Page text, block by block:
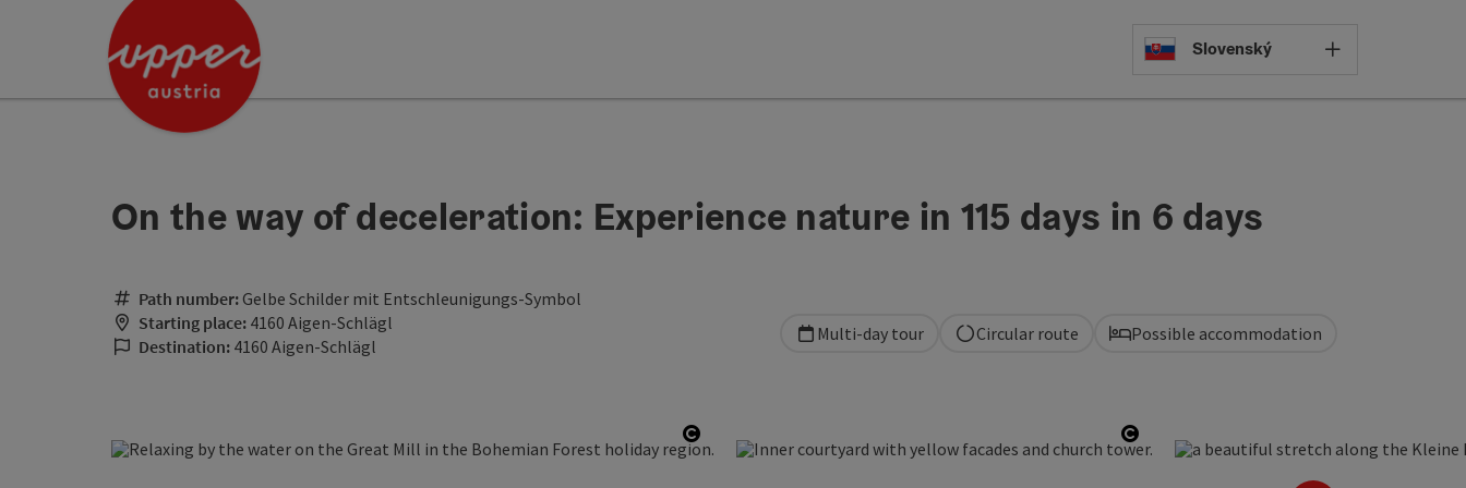
Accesskey
Accesskey
Select
Slovenský
On the way of deceleration: Experience nature in 115 days in 6 days
Path number: Gelbe Schilder mit Entschleunigungs-Symbol
Starting place: 4160 Aigen-Schlägl
Destination: 4160 Aigen-Schlägl
Open copyright Open copyright
Multi-day tour Circular route Possible accommodation